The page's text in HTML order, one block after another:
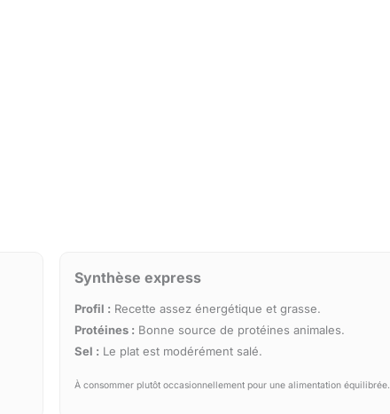
Synthèse express
Profil : Recette assez énergétique et grasse.
Protéines : Bonne source de protéines animales.
Sel : Le plat est modérément salé.
À consommer plutôt occasionnellement pour une alimentation équilibrée.